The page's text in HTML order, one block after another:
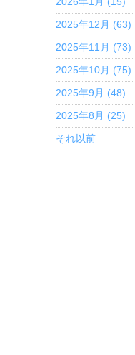
2025年12月 (63)
2025年11月 (73)
2025年10月 (75)
2025年9月 (48)
2025年8月 (25)
それ以前